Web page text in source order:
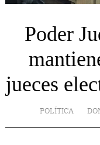
Poder
jueces
POLÍTICA